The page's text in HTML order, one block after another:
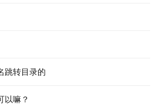
跳转目录的
以嘛？